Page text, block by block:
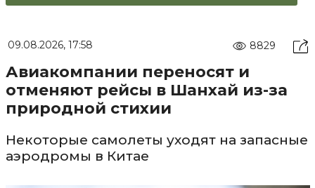
09.08.2026, 17:58 8829
Авиакомпании переносят и
отменяют рейсы в Шанхай из-за
природной стихии
Некоторые самолеты уходят на запасные
аэродромы в Китае